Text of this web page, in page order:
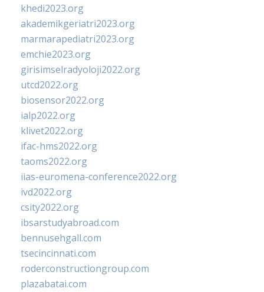
khedi2023.org
akademikgeriatri2023.org
marmarapediatri2023.org
emchie2023.org
girisimselradyoloji2022.org
utcd2022.org
biosensor2022.org
ialp2022.org
klivet2022.org
ifac-hms2022.org
taoms2022.org
iias-euromena-conference2022.org
ivd2022.org
csity2022.org
ibsarstudyabroad.com
bennusehgall.com
tsecincinnati.com
roderconstructiongroup.com
plazabatai.com